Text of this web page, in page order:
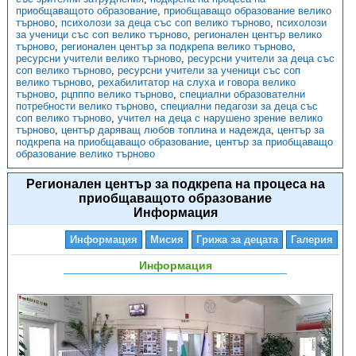
приобщаващото образование, приобщаващо образование велико
търново, психолози за деца със соп велико търново, психолози
за ученици със соп велико търново, регионален център велико
търново, регионален център за подкрепа велико търново,
ресурсни учители велико търново, ресурсни учители за деца със
соп велико търново, ресурсни учители за ученици със соп
велико търново, рехабилитатор на слуха и говора велико
търново, рцпппо велико търново, специални образователни
потребности велико търново, специални педагози за деца със
соп велико търново, учител на деца с нарушено зрение велико
търново, център даряващ любов топлина и надежда, център за
подкрепа на приобщаващо образование, център за приобщаващо
образование велико търново
Регионален център за подкрепа на процеса на
приобщаващото образование
Информация
Информация Мисия Грижа за децата Галерия
Информация